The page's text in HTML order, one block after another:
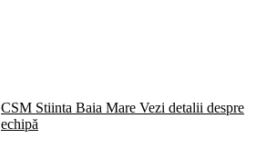
CSM Stiinta Baia Mare Vezi detalii despre
echipă